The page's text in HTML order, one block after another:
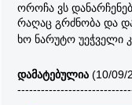
ოროჩა ვს
რაღაც გრძნობა და
ხო ნარუტო უეჭველი
დამატებულია (10/09/